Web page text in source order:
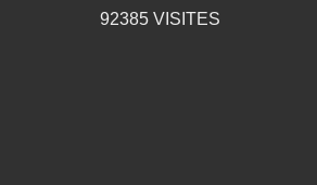
92385VISITES